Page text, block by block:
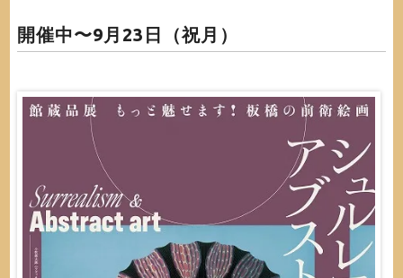
開催中〜9月23日（祝月）